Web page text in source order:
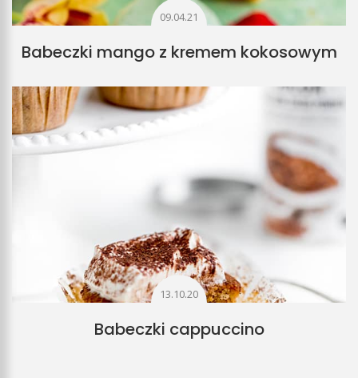
09.04.21
Babeczki mango z kremem kokosowym
13.10.20
Babeczki cappuccino